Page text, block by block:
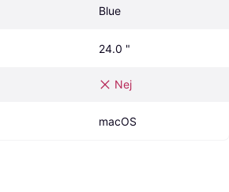
Blue
24.0 "
Nej
macOS